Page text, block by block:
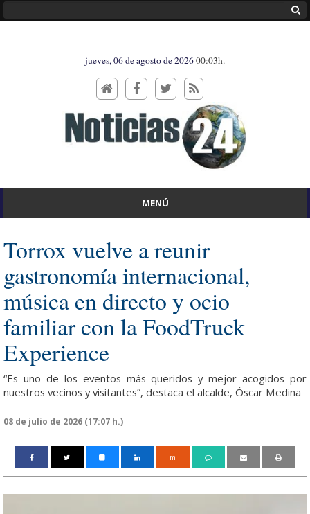
jueves, 06 de agosto de 202600:03h.
MENÚ
Torrox vuelve a reunir
gastronomía internacional,
música en directo y ocio
familiar con la FoodTruck
Experience
“Es uno de los eventos más queridos y mejor acogidos por
nuestros vecinos y visitantes”, destaca el alcalde, Óscar Medina
08 de julio de 2026 (17:07 h.)
m